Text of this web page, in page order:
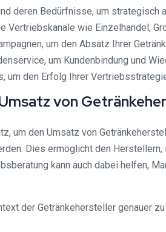
deren Bedürfnisse, um strategisch
wie Einzelhandel,
um den Absatz Ihrer
um Kundenbindung und
um den Erfolg Ihrer
von
um den Umsatz von
Dies ermöglicht den
kann auch dabei helfen,
der Getränkehersteller genauer